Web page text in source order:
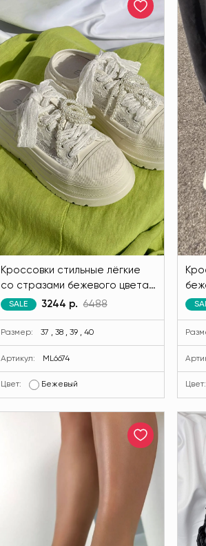
Кроссовки стильные лёгкие
со стразами бежевого цвета
MODLAV ML6674-4
SALE 3244 р. 6488
Размер: 37 , 38 , 39 , 40
Артикул: ML6674
Цвет: Бежевый Цвет: